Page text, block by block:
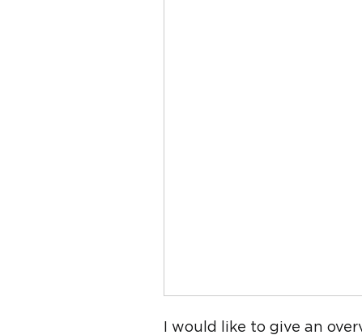
I would like to give an